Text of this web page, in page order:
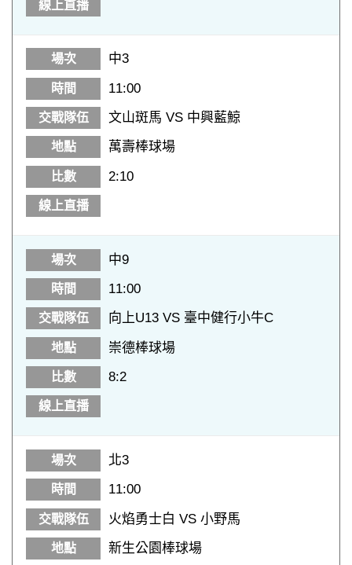
中3
11:00
文山斑馬 VS 中興藍鯨
萬壽棒球場
2:10
中9
11:00
向上U13 VS 臺中健行小牛C
崇德棒球場
8:2
北3
11:00
火焰勇士白 VS 小野馬
新生公園棒球場